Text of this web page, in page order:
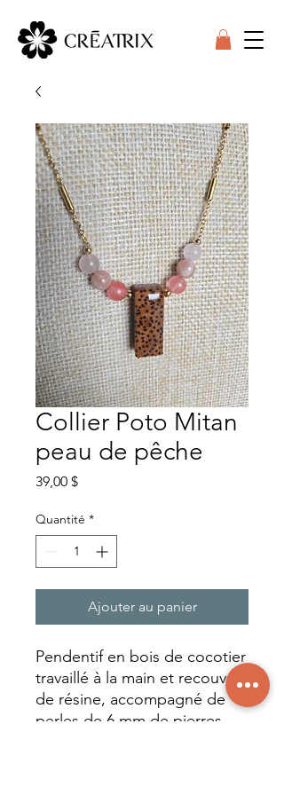
Collier Poto Mitan
peau de pêche
39,00 $Prix
Quantité *
Ajouter au panier
Pendentif en bois de cocotier
travaillé à la main et recouvert
de résine, accompagné de
perles de 6 mm de pierres